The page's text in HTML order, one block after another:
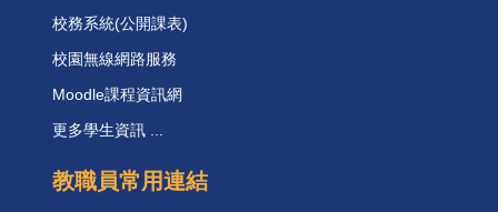
校務系統(公開課表)
校園無線網路服務
Moodle課程資訊網
更多學生資訊 ...
教職員常用連結